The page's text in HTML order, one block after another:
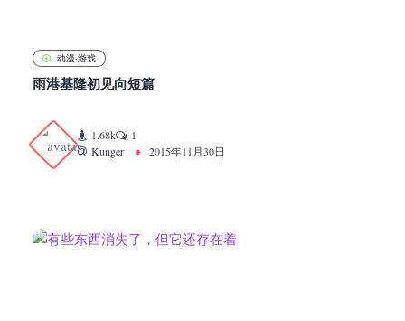
动漫·游戏
雨港基隆初见向短篇
1.68k
1
Kunger
2015年11月30日